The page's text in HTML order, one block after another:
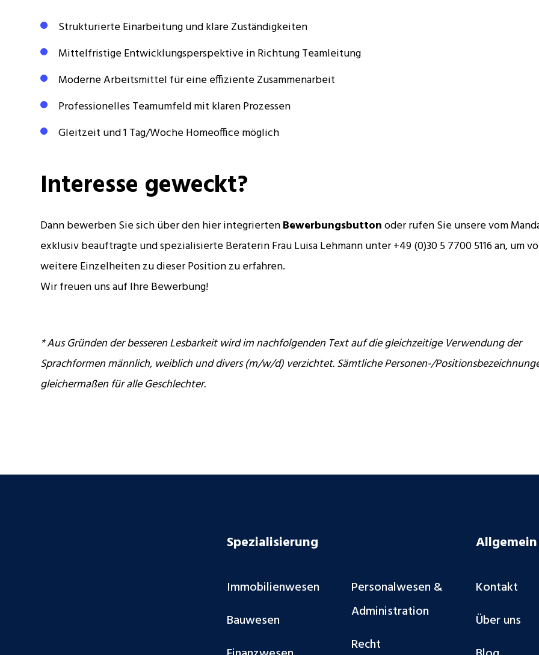
Strukturierte Einarbeitung und klare Zuständigkeiten
Mittelfristige Entwicklungsperspektive in Richtung Teamleitung
Moderne Arbeitsmittel für eine effiziente Zusammenarbeit
Professionelles Teamumfeld mit klaren Prozessen
Gleitzeit und 1 Tag/Woche Homeoffice möglich
Interesse geweckt?
Dann bewerben Sie sich über den hier integriertenBewerbungsbuttonoder rufen Sie unsere vom
exklusiv beauftragte und spezialisierte Beraterin Frau Luisa Lehmann unter +49 (0)30 5 7700 5116 an, um
weitere Einzelheiten zu dieser Position zu erfahren.
Wir freuen uns auf Ihre Bewerbung!
* Aus Gründen der besseren Lesbarkeit wird im nachfolgenden Text auf die gleichzeitige Verwendung der
Sprachformen männlich, weiblich und divers (m/w/d) verzichtet. Sämtliche Personen-/
gleichermaßen für alle Geschlechter.
Spezialisierung
Immobilienwesen
Bauwesen
Personalwesen &
Administration
Recht
Allgemein
Kontakt
Über uns